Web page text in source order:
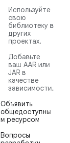
Используйте
свою
библиотеку в
других
проектах.
Добавьте
ваш AAR или
JAR в
качестве
зависимости.
Объявить
общедоступны
м ресурсом
Вопросы